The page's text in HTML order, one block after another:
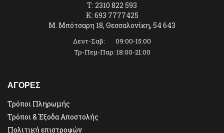
T: 2310 822 593
K: 693 7777425
Μ. Μπότσαρη 18, Θεσσαλονίκη, 54 643
Δευτ-Σαβ: 09:00-15:00
Τρ-Πεμ-Παρ: 18:00-21:00
ΑΓΟΡΕΣ
Τρόποι Πληρωμής
Τρόποι & Έξοδα Αποστολής
Πολιτική επιστροφών